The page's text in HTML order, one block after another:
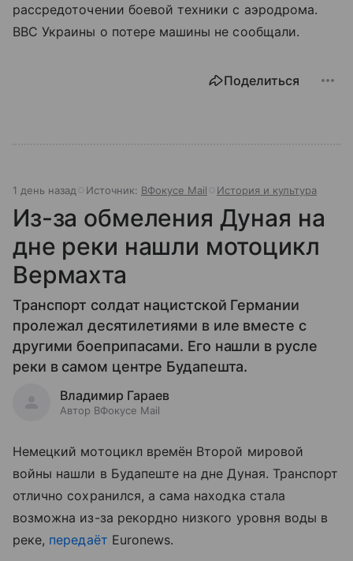
рассредоточении боевой техники с аэродрома.
ВВС Украины о потере машины не сообщали.
Поделиться
1 день назад Источник: ВФокусе Mail История и культура
Из-за обмеления Дуная на
дне реки нашли мотоцикл
Вермахта
Транспорт солдат нацистской Германии
пролежал десятилетиями в иле вместе с
другими боеприпасами. Его нашли в русле
реки в самом центре Будапешта.
Владимир Гараев
Автор ВФокусе Mail
Немецкий мотоцикл времён Второй мировой
войны нашли в Будапеште на дне Дуная. Транспорт
отлично сохранился, а сама находка стала
возможна из-за рекордно низкого уровня воды в
реке, передаёт Euronews.